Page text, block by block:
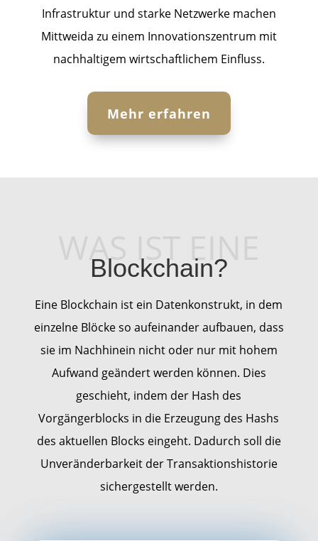
Infrastruktur und starke Netzwerke machen
Mittweida zu einem Innovationszentrum mit
nachhaltigem wirtschaftlichem Einfluss.
Mehr erfahren
WAS IST EINE
Blockchain?
Eine Blockchain ist ein Datenkonstrukt, in dem
einzelne Blöcke so aufeinander aufbauen, dass
sie im Nachhinein nicht oder nur mit hohem
Aufwand geändert werden können. Dies
geschieht, indem der Hash des
Vorgängerblocks in die Erzeugung des Hashs
des aktuellen Blocks eingeht. Dadurch soll die
Unveränderbarkeit der Transaktionshistorie
sichergestellt werden.